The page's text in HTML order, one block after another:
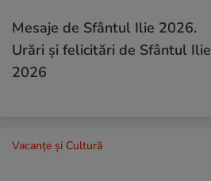
Mesaje de Sfântul Ilie 2026.
Urări și felicitări de Sfântul Ilie
2026
Vacanțe și Cultură